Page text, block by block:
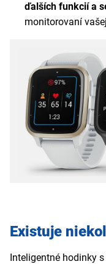
ďalších funkcií a
monitorovaní
Existuje
Inteligentné hodinky s